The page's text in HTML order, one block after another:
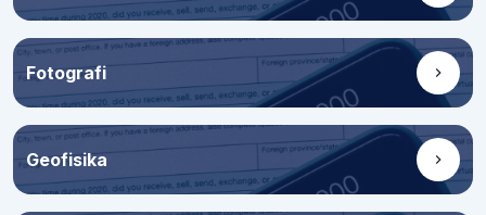
Fotografi
Geofisika